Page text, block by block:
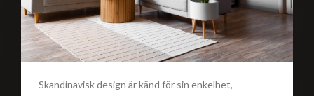
Skandinavisk design är känd för sin enkelhet,